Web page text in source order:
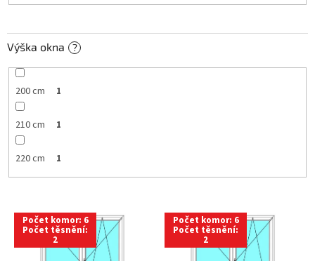
Výška okna ?
200 cm 1
210 cm 1
220 cm 1
V
p
Počet komor: 6
Počet těsnění:
2
Počet komor: 6
Počet těsnění:
2